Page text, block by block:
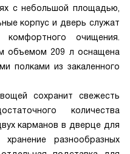
с небольшой площадью,
корпус и дверь служат
очищения.
объемом 209 л оснащена
полками из закаленного
сохранит свежесть
количества
карманов в дверце для
разнообразных